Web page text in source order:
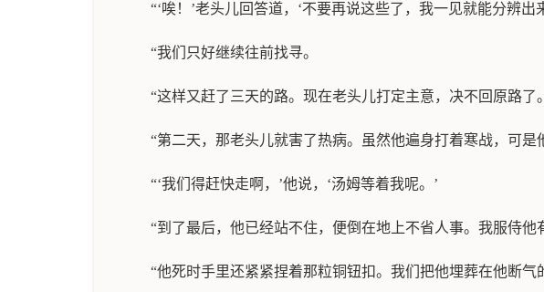
“‘唉！’老头儿回答道，‘不要再说这些了，我一见就能分辨出
“我们只好继续往前找寻。
“这样又赶了三天的路。现在老头儿打定主意，决不回原路
“第二天，那老头儿就害了热病。虽然他遍身打着寒战，可是
“‘我们得赶快走啊，’他说，‘汤姆等着我呢。’
“到了最后，他已经站不住，便倒在地上不省人事。我服侍
“他死时手里还紧紧捏着那粒铜钮扣。我们把他埋葬在他断